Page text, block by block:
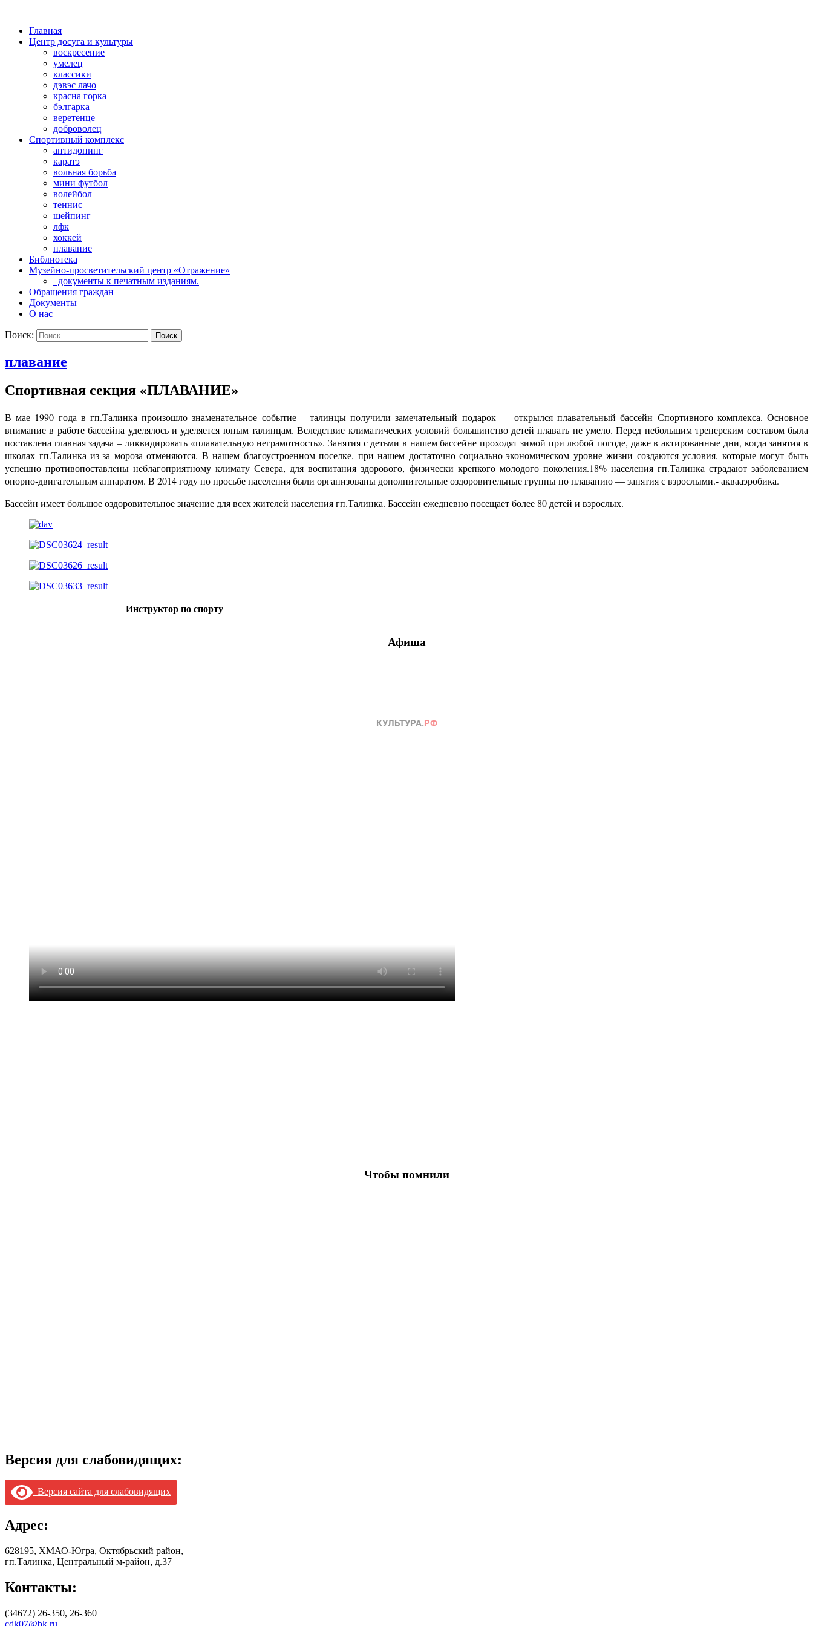
Главная
Центр досуга и культуры
воскресение
умелец
классики
дэвэс лачо
красна горка
бэлгарка
веретенце
доброволец
Спортивный комплекс
антидопинг
каратэ
вольная борьба
мини футбол
волейбол
теннис
шейпинг
лфк
хоккей
плавание
Библиотека
Музейно-просветительский центр «Отражение»
документы к печатным изданиям.
Обращения граждан
Документы
О нас
Поиск:
плавание
Спортивная секция «ПЛАВАНИЕ»
В мае 1990 года в гп.Талинка произошло знаменательное событие – талинцы получили замечательный подарок — открылся плавательный бассейн Спортивного комплекса. Основное
внимание в работе бассейна уделялось и уделяется юным талинцам. Вследствие климатических условий большинство детей плавать не умело. Перед небольшим тренерским составом была
поставлена главная задача – ликвидировать «плавательную неграмотность». Занятия с детьми в нашем бассейне проходят зимой при любой погоде, даже в актированные дни, когда занятия в
школах гп.Талинка из-за мороза отменяются. В нашем благоустроенном поселке, при нашем достаточно социально-экономическом уровне жизни создаются условия, которые могут быть
успешно противопоставлены неблагоприятному климату Севера, для воспитания здорового, физически крепкого молодого поколения.18% населения гп.Талинка страдают заболеванием
опорно-двигательным аппаратом. В 2014 году по просьбе населения были организованы дополнительные оздоровительные группы по плаванию — занятия с взрослыми.- аквааэробика.
Бассейн имеет большое оздоровительное значение для всех жителей населения гп.Талинка. Бассейн ежедневно посещает более 80 детей и взрослых.
Инструктор по спорту
Афиша
Чтобы помнили
Версия для слабовидящих:
Версия сайта для слабовидящих
Адрес:
628195, ХМАО-Югра, Октябрьский район,
гп.Талинка, Центральный м-район, д.37
Контакты:
(34672) 26-350, 26-360
cdk07@bk.ru